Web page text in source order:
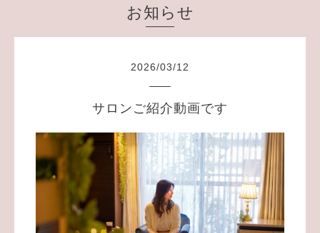
お知らせ
2026/03/12
サロンご紹介動画です